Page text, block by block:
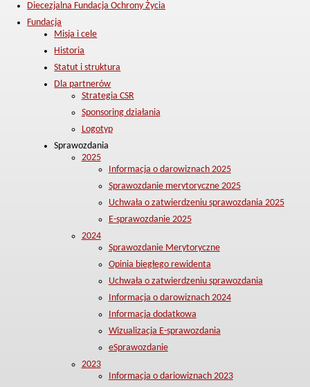
Diecezjalna Fundacja Ochrony Życia
Fundacja
Misja i cele
Historia
Statut i struktura
Dla partnerów
Strategia CSR
Sponsoring działania
Logotyp
Sprawozdania
2025
Informacja o darowiznach 2025
Sprawozdanie merytoryczne 2025
Uchwała o zatwierdzeniu sprawozdania 2025
E-sprawozdanie 2025
2024
Sprawozdanie Merytoryczne
Opinia biegłego rewidenta
Uchwała o zatwierdzeniu sprawozdania
Informacja o darowiznach 2024
Informacja dodatkowa
Wizualizacja E-sprawozdania
eSprawozdanie
2023
Informacja o dariowiznach 2023